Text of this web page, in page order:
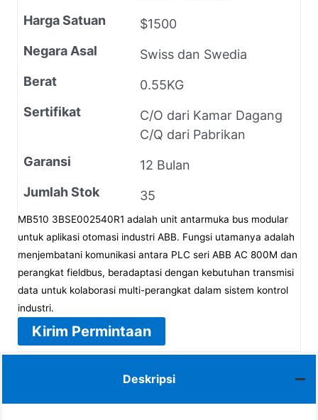
Harga Satuan
$1500
Negara Asal
Swiss dan Swedia
Berat
0.55KG
Sertifikat
C/O dari Kamar Dagang
C/Q dari Pabrikan
Garansi
12 Bulan
Jumlah Stok
35
MB510 3BSE002540R1 adalah unit antarmuka bus modular
untuk aplikasi otomasi industri ABB. Fungsi utamanya adalah
menjembatani komunikasi antara PLC seri ABB AC 800M dan
perangkat fieldbus, beradaptasi dengan kebutuhan transmisi
data untuk kolaborasi multi-perangkat dalam sistem kontrol
industri.
Kirim Permintaan
Deskripsi